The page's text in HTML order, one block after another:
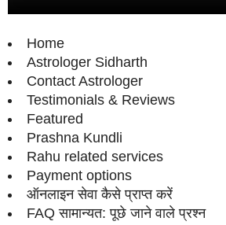
Home
Astrologer Sidharth
Contact Astrologer
Testimonials & Reviews
Featured
Prashna Kundli
Rahu related services
Payment options
ऑनलाइन सेवा कैसे प्राप्‍त करें
FAQ सामान्‍यत: पूछे जाने वाले प्रश्‍न